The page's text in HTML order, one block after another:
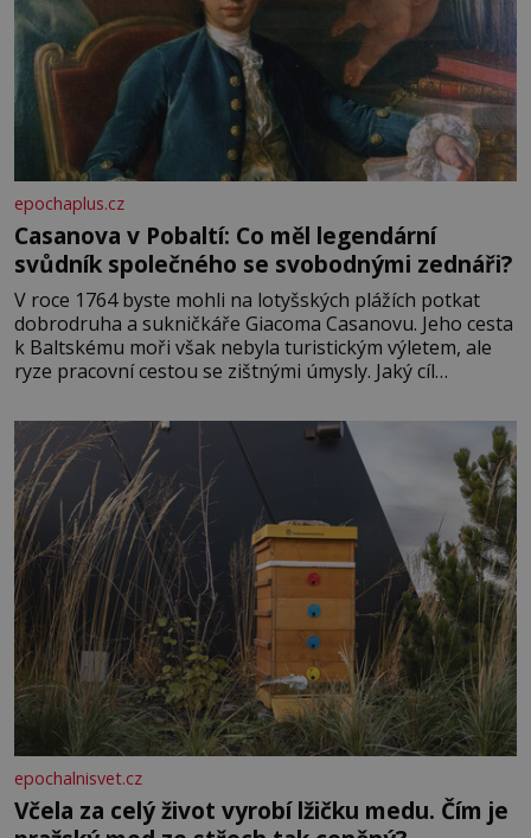
epochaplus.cz
Casanova v Pobaltí: Co měl legendární
svůdník společného se svobodnými zednáři?
V roce 1764 byste mohli na lotyšských plážích potkat
dobrodruha a sukničkáře Giacoma Casanovu. Jeho cesta
k Baltskému moři však nebyla turistickým výletem, ale
ryze pracovní cestou se zištnými úmysly. Jaký cíl
lotyšské Rigy? Casanova v Pobaltí kontaktoval tamní
zednářské lóže. Nebyl v této oblasti žádným nováčkem,
protože do zednářské
epochalnisvet.cz
Včela za celý život vyrobí lžičku medu. Čím je